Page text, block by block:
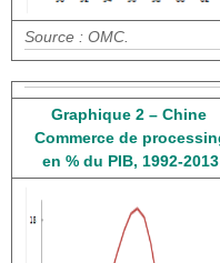
Source : OMC.
Graphique 2 – Chine
Commerce de
en % du PIB, 1992-2013